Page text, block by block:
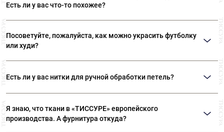
Есть ли у вас что-то похожее?
материалов и форм позволяет выполнять самые различные виды декора.
В «ТИССУРЕ» представлен широкий ассортимент термоклепок Ramponi.
Посоветуйте, пожалуйста, как можно украсить футболку
или худи?
готовые декоративные элементы. Такие дополнения могут даже простую
футболку превратить в нарядную вещь. Также можем посоветовать
Есть ли у вас нитки для ручной обработки петель?
обработки петель вручную. Кроме того, в наших магазинах представлен
широкий ассортимент ниток Guetermann для различных швейных работ.
Я знаю, что ткани в «ТИССУРЕ» европейского
производства. А фурнитура откуда?